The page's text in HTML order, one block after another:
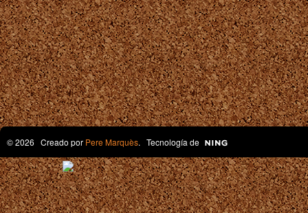
© 2026 Creado por Pere Marquès. Tecnología de